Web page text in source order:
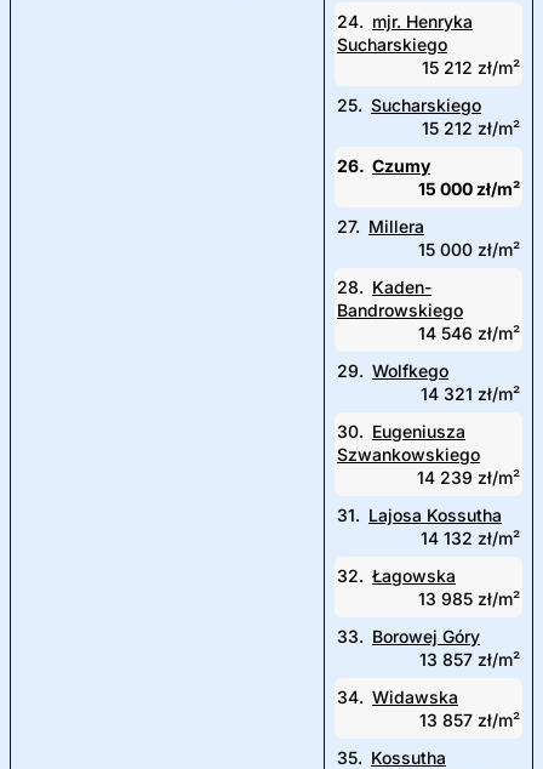
24. mjr. Henryka
Sucharskiego
15 212 zł/m²
25. Sucharskiego
15 212 zł/m²
26. Czumy
15 000 zł/m²
27. Millera
15 000 zł/m²
28. Kaden-
Bandrowskiego
14 546 zł/m²
29. Wolfkego
14 321 zł/m²
30. Eugeniusza
Szwankowskiego
14 239 zł/m²
31. Lajosa Kossutha
14 132 zł/m²
32. Łagowska
13 985 zł/m²
33. Borowej Góry
13 857 zł/m²
34. Widawska
13 857 zł/m²
35. Kossutha